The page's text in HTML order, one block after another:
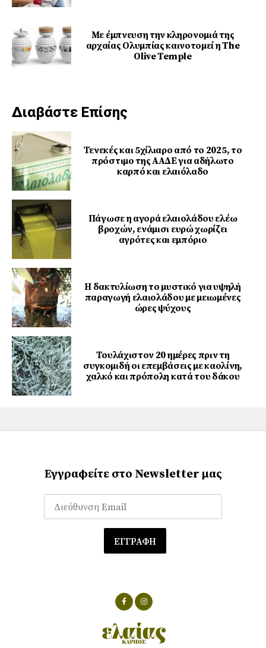
Με έμπνευση την κληρονομιά της
αρχαίας Ολυμπίας καινοτομεί η The
Olive Temple
Διαβάστε Επίσης
Τενεκές και 5χίλιαρο από το 2025, το
πρόστιμο της ΑΑΔΕ για αδήλωτο
καρπό και ελαιόλαδο
Πάγωσε η αγορά ελαιολάδου ελέω
βροχών, ενάμισι ευρώ χωρίζει
αγρότες και εμπόριο
Η δακτυλίωση το μυστικό για υψηλή
παραγωγή ελαιολάδου με μειωμένες
ώρες ψύχους
Τουλάχιστον 20 ημέρες πριν τη
συγκομιδή οι επεμβάσεις με καολίνη,
χαλκό και πρόπολη κατά του δάκου
Εγγραφείτε στο Newsletter μας